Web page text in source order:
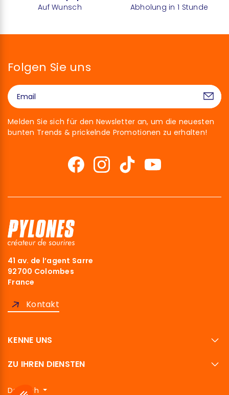
Auf Wunsch
Abholung in 1 Stunde
Folgen Sie uns
Melden Sie sich für den Newsletter an, um die neuesten
bunten Trends & prickelnde Promotionen zu erhalten!
41 av. de l’agent Sarre
92700 Colombes
France
Kontakt
KENNE UNS
ZU IHREN DIENSTEN
Deutsch